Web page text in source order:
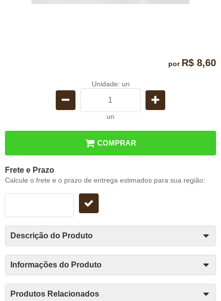
por R$ 8,60
Unidade: un
un
COMPRAR
Frete e Prazo
Calcule o frete e o prazo de entrega estimados para sua região:
Descrição do Produto
Informações do Produto
Produtos Relacionados